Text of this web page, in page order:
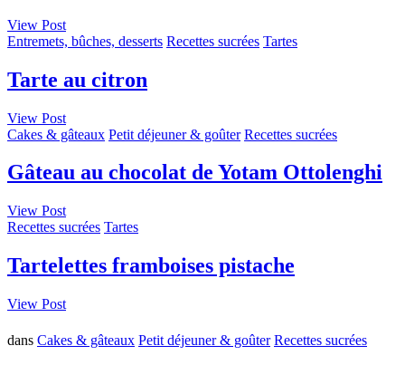
View Post
Entremets, bûches, desserts Recettes sucrées Tartes
Tarte au citron
View Post
Cakes & gâteaux Petit déjeuner & goûter Recettes sucrées
Gâteau au chocolat de Yotam Ottolenghi
View Post
Recettes sucrées Tartes
Tartelettes framboises pistache
View Post
dans Cakes & gâteaux Petit déjeuner & goûter Recettes sucrées